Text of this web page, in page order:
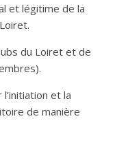
et légitime de la
du Loiret et de
et la
de manière